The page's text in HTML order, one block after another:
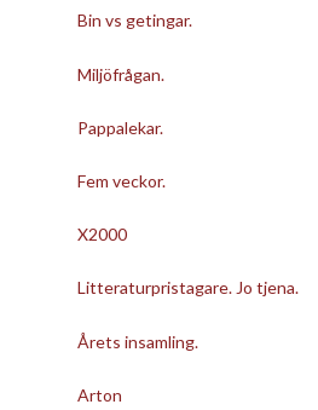
Bin vs getingar.
Miljöfrågan.
Pappalekar.
Fem veckor.
X2000
Litteraturpristagare. Jo tjena.
Årets insamling.
Arton